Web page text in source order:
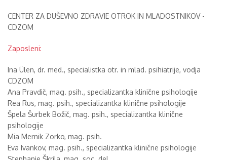
CENTER ZA DUŠEVNO ZDRAVJE OTROK IN MLADOSTNIKOV -
CDZOM
Zaposleni:
Ina Ülen, dr. med., specialistka otr. in mlad. psihiatrije, vodja
CDZOM
Ana Pravdič, mag. psih., specializantka klinične psihologije
Rea Rus, mag. psih., specializantka klinične psihologije
Špela Šurbek Božič, mag. psih., specializantka klinične
psihologije
Mia Mernik Zorko, mag. psih.
Eva Ivankov, mag. psih., specializantka klinične psihologije